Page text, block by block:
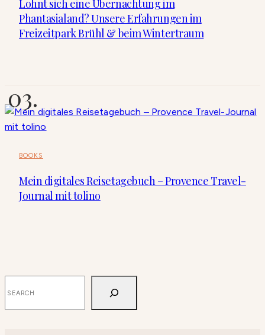
Lohnt sich eine Übernachtung im
Phantasialand? Unsere Erfahrungen im
Freizeitpark Brühl & beim Wintertraum
BOOKS
Mein digitales Reisetagebuch – Provence Travel-
Journal mit tolino